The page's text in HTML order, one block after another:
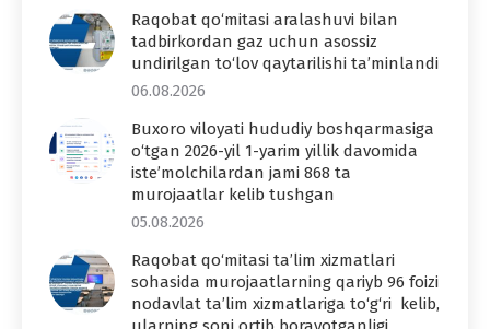
Raqobat qo‘mitasi aralashuvi bilan
tadbirkordan gaz uchun asossiz
undirilgan to‘lov qaytarilishi ta’minlandi
06.08.2026
Buxoro viloyati hududiy boshqarmasiga
o‘tgan 2026-yil 1-yarim yillik davomida
iste’molchilardan jami 868 ta
murojaatlar kelib tushgan
05.08.2026
Raqobat qo‘mitasi ta’lim xizmatlari
sohasida murojaatlarning qariyb 96 foizi
nodavlat ta’lim xizmatlariga to‘g‘ri kelib,